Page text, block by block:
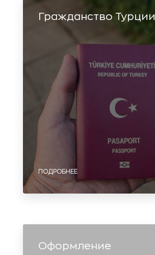
Гражданство Турции
ПОДРОБНЕЕ
Оформление